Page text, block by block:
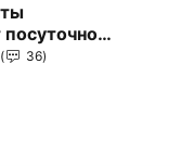
aos favoritos
36